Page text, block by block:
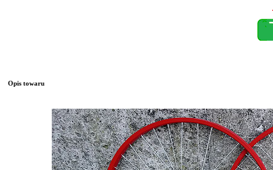
Opis towaru